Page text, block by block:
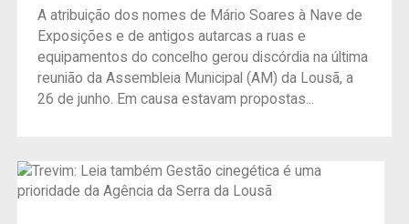
A atribuição dos nomes de Mário Soares à Nave de
Exposições e de antigos autarcas a ruas e
equipamentos do concelho gerou discórdia na última
reunião da Assembleia Municipal (AM) da Lousã, a
26 de junho. Em causa estavam propostas...